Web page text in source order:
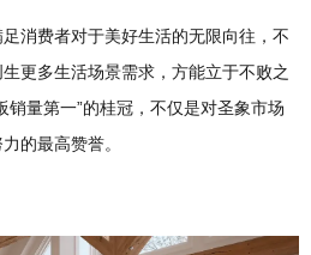
消费者对于美好生活的无限向往，不
更多生活场景需求，方能立于不败之
销量第一”的桂冠，不仅是对圣象市场
的最高赞誉。